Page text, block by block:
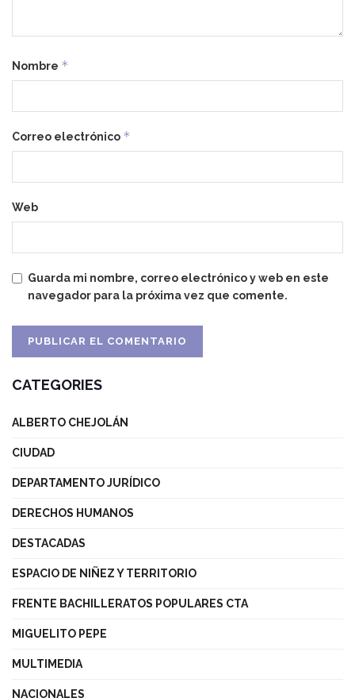
Nombre *
Correo electrónico *
Web
Guarda mi nombre, correo electrónico y web en este
navegador para la próxima vez que comente.
CATEGORIES
ALBERTO CHEJOLÁN
CIUDAD
DEPARTAMENTO JURÍDICO
DERECHOS HUMANOS
DESTACADAS
ESPACIO DE NIÑEZ Y TERRITORIO
FRENTE BACHILLERATOS POPULARES CTA
MIGUELITO PEPE
MULTIMEDIA
NACIONALES